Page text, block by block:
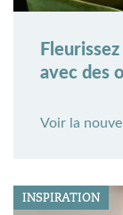
avec des
Voir la
INSPIRATION